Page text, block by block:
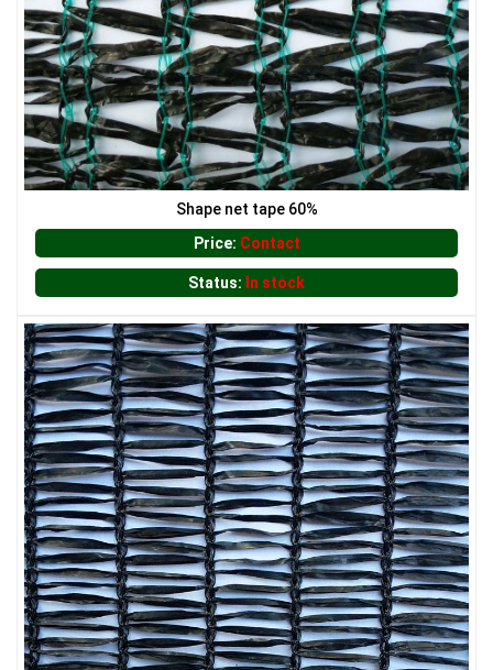
LƯỚI CHẮN CÔN TRÙNG
LƯỚI CHE NẮNG
Shape net tape 60%
Price: Contact
Status: In stock